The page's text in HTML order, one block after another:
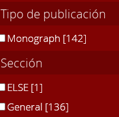
Tipo de publicación
Monograph [142]
Sección
ELSE [1]
General [136]